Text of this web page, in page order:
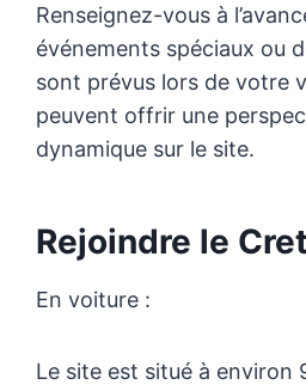
Renseignez-vous à
événements spéciaux ou
sont prévus lors de votre
peuvent offrir une
dynamique sur le site.
Rejoindre le
En voiture :
Le site est situé à environ